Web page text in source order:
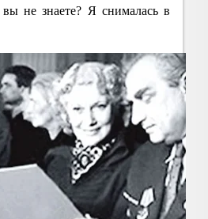
не знаете? Я снималась в